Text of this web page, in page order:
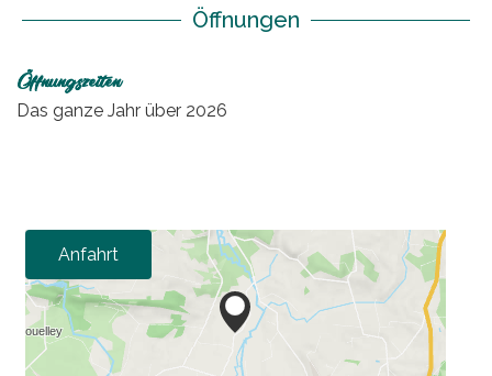
Öffnungen
Öffnungszeiten
Das ganze Jahr über 2026
Anfahrt